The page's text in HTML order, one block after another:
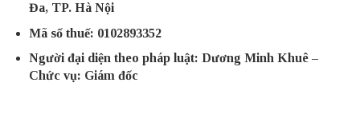
Đa, TP. Hà Nội
Mã số thuế: 0102893352
Người đại diện theo pháp luật: Dương Minh Khuê –
Chức vụ: Giám đốc